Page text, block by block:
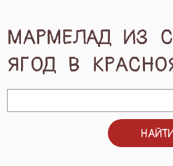
БЛОГ
МАРМЕЛАД ИЗ
ЯГОД В